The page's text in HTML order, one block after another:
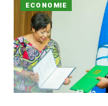
ECONOMIE